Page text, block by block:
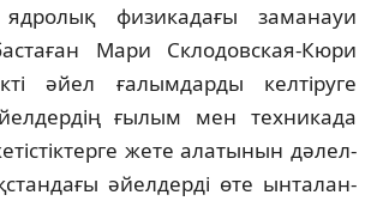
физикадағы заманауи
бас­таған Мари Склодовская-Кюри
әйел ғалымдарды келтіруге
ғылым мен техникада
жете алатынын дәлел­
әйелдерді өте ынта­лан­